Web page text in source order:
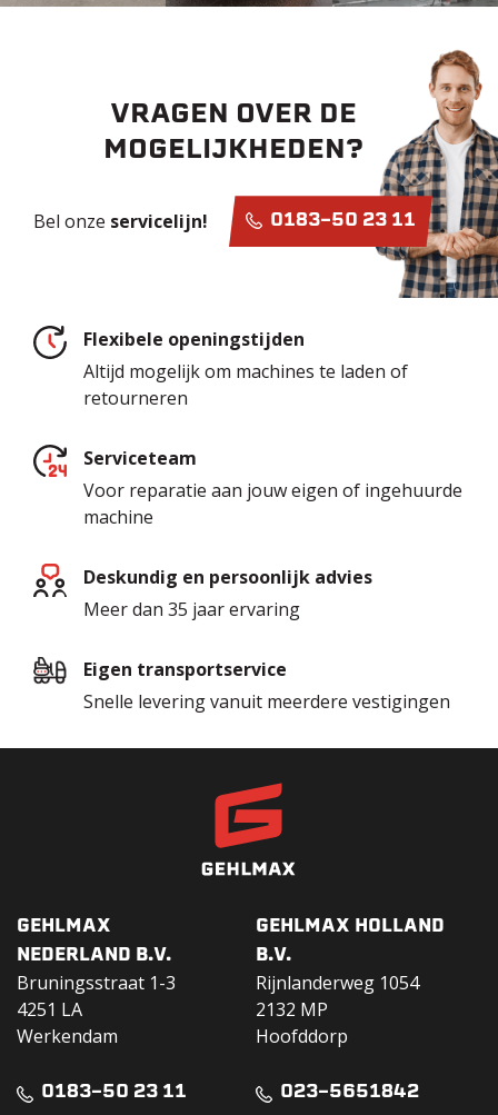
VRAGEN OVER DE
MOGELIJKHEDEN?
Bel onze servicelijn! 0183-50 23 11
Flexibele openingstijden
Altijd mogelijk om machines te laden of
retourneren
Serviceteam
Voor reparatie aan jouw eigen of ingehuurde
machine
Deskundig en persoonlijk advies
Meer dan 35 jaar ervaring
Eigen transportservice
Snelle levering vanuit meerdere vestigingen
GEHLMAX
NEDERLAND B.V.
Bruningsstraat 1-3
4251 LA
Werkendam
0183-50 23 11
GEHLMAX HOLLAND
B.V.
Rijnlanderweg 1054
2132 MP
Hoofddorp
023-5651842